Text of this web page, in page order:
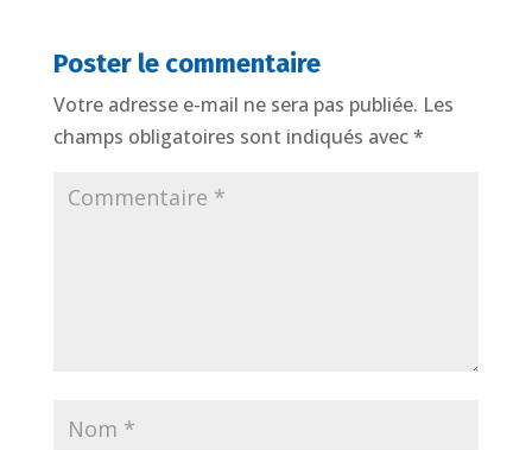
Poster le commentaire
Votre adresse e-mail ne sera pas publiée. Les
champs obligatoires sont indiqués avec*